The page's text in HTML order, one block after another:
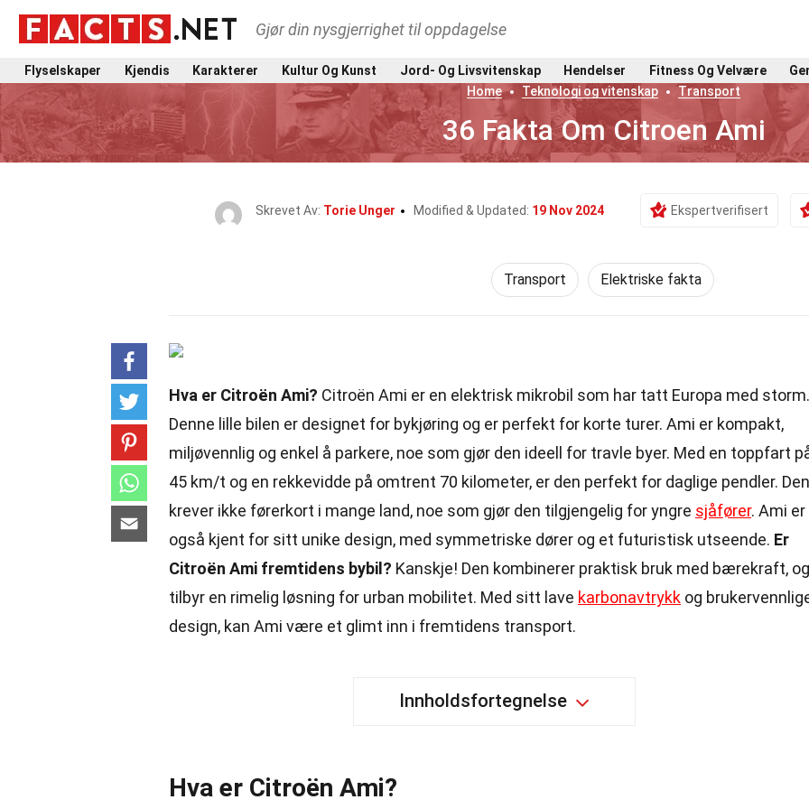
Gjør din nysgjerrighet til oppdagelse
Flyselskaper Kjendis Karakterer Kultur Og Kunst Jord- Og Livsvitenskap Hendelser Fitness Og Velvære
Home
Teknologi og vitenskap Transport
36 Fakta Om Citroen Ami
Skrevet Av: Torie Unger Modified & Updated: 19 Nov 2024 Ekspertverifisert
Transport Elektriske fakta
Hva er Citroën Ami? Citroën Ami er en elektrisk mikrobil som har tatt Europa med storm.
Denne lille bilen er designet for bykjøring og er perfekt for korte turer. Ami er kompakt,
miljøvennlig og enkel å parkere, noe som gjør den ideell for travle byer. Med en toppfart
45 km/t og en rekkevidde på omtrent 70 kilometer, er den perfekt for daglige pendler. Den
krever ikke førerkort i mange land, noe som gjør den tilgjengelig for yngre sjåfører. Ami er
også kjent for sitt unike design, med symmetriske dører og et futuristisk utseende. Er
Citroën Ami fremtidens bybil? Kanskje! Den kombinerer praktisk bruk med bærekraft, og
tilbyr en rimelig løsning for urban mobilitet. Med sitt lave karbonavtrykk og
design, kan Ami være et glimt inn i fremtidens transport.
Innholdsfortegnelse
Hva er Citroën Ami?